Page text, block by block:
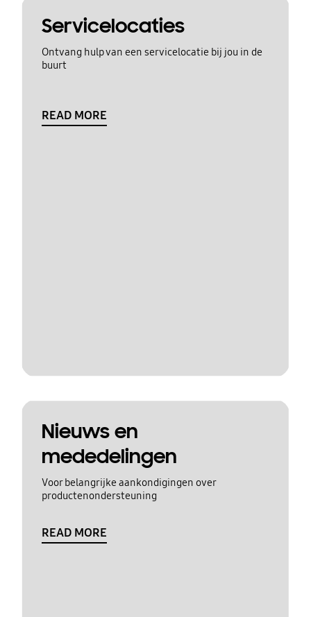
Servicelocaties
Ontvang hulp van een servicelocatie bij jou in de
buurt
READ MORE
Nieuws en
mededelingen
Voor belangrijke aankondigingen over
productenondersteuning
READ MORE